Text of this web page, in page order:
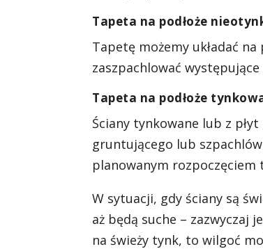
Tapeta na podłoże
Tapetę możemy układać
zaszpachlować
Tapeta na podłoże
Ściany tynkowane lub z
gruntującego lub
planowanym rozpoczęciem
W sytuacji, gdy ściany są
aż będą suche – zazwyczaj
na świeży tynk, to wilgoć